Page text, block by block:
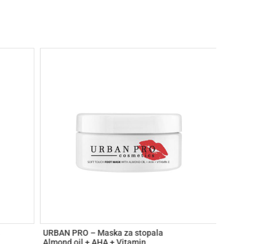
URBAN PRO – Maska za stopala
Almond oil + AHA + Vitamin